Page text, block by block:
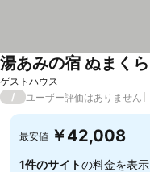
ゲストハウス
湯あみの宿 ぬまくら
/ ユーザー評価はありません
最安値 ￥42,008
1件のサイトの料金を表示